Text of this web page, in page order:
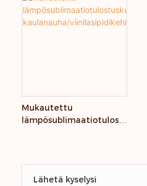
Lähetä kyselysi
Mukautettu
lämpösublimaatiotulost